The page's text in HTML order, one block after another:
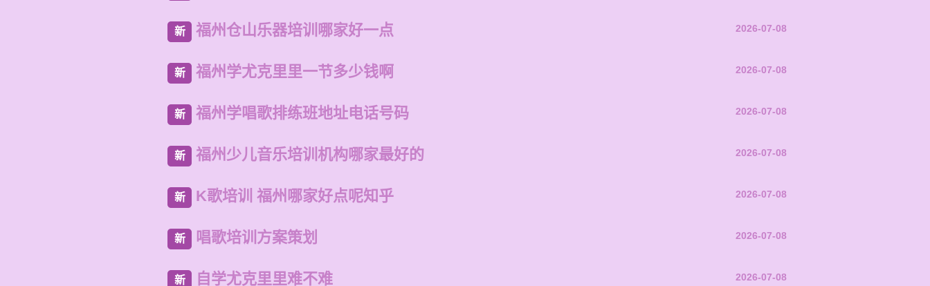
新 福州仓山乐器培训哪家好一点 2026-07-08
新 福州学尤克里里一节多少钱啊 2026-07-08
新 福州学唱歌排练班地址电话号码 2026-07-08
新 福州少儿音乐培训机构哪家最好的 2026-07-08
新 K歌培训 福州哪家好点呢知乎 2026-07-08
新 唱歌培训方案策划 2026-07-08
新 自学尤克里里难不难 2026-07-08